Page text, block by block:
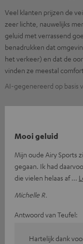
Veel klanten prijzen de
zeer lichte, nauwelijks
geluid met verrassend
benadrukken dat
het verkeer) en dat de
vinden ze meestal
AI-gegenereerd op basis
Mooi geluid
Mijn oude Airy Sports
gegaan. Ik had
die vielen helaas af
Michelle R.
Antwoord van Teufel:
Hartelijk dank